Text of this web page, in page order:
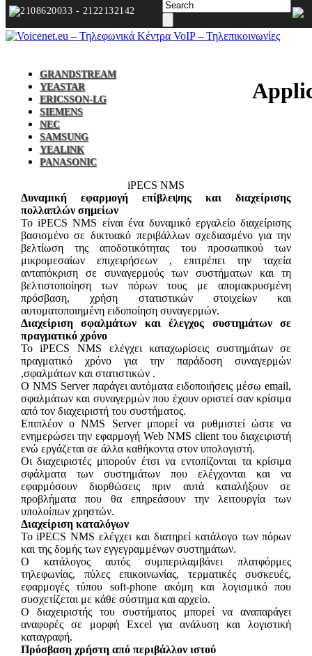
2108620033 - 2122132142
GRANDSTREAM
YEASTAR
ERICSSON-LG
SIEMENS
NEC
SAMSUNG
YEALINK
PANASONIC
iPECS NMS
Δυναμική εφαρμογή επίβλεψης και διαχείρισης
πολλαπλών σημείων
To iPECS NMS είναι ένα δυναμικό εργαλείο διαχείρισης
βασισμένο σε δικτυακό περιβάλλων σχεδιασμένο για την
βελτίωση της αποδοτικότητας του προσωπικού των
μικρομεσαίων επιχειρήσεων , επιτρέπει την ταχεία
ανταπόκριση σε συναγερμούς των συστήματων και τη
βελτιστοποίηση των πόρων τους με απομακρυσμένη
πρόσβαση, χρήση στατιστικών στοιχείων και
αυτοματοποιημένη ειδοποίηση συναγερμών.
Διαχείριση σφαλμάτων και έλεγχος συστημάτων σε
πραγματικό χρόνο
To iPECS NMS ελέγχει καταχωρίσεις συστημάτων σε
πραγματικό χρόνο για την παράδοση συναγερμών
,σφαλμάτων και στατιστικών .
Ο NMS Server παράγει αυτόματα ειδοποιήσεις μέσω email,
σφαλμάτων και συναγερμών που έχουν οριστεί σαν κρίσιμα
από τον διαχειριστή του συστήματος.
Επιπλέον ο NMS Server μπορεί να ρυθμιστεί ώστε να
ενημερώσει την εφαρμογή Web NMS client του διαχειριστή
ενώ εργάζεται σε άλλα καθήκοντα στον υπολογιστή.
Οι διαχειριστές μπορούν έτσι να εντοπίζονται τα κρίσιμα
σφάλματα των συστημάτων που ελέγχονται και να
εφαρμόσουν διορθώσεις πριν αυτά καταλήξουν σε
προβλήματα που θα επηρεάσουν την λειτουργία των
υπολοίπων χρηστών.
Διαχείριση καταλόγων
Το iPECS NMS ελέγχει και διατηρεί κατάλογο των πόρων
και της δομής των εγγεγραμμένων συστημάτων.
Ο κατάλογος αυτός συμπεριλαμβάνει πλατφόρμες
τηλεφωνίας, πύλες επικοινωνίας, τερματικές συσκευές,
εφαρμογές τύπου soft-phone ακόμη και λογισμικό που
συσχετίζεται με κάθε σύστημα και αρχείο.
Ο διαχειριστής του συστήματος μπορεί να αναπαράγει
αναφορές σε μορφή Excel για ανάλυση και λογιστική
καταγραφή.
Πρόσβαση χρήστη από περιβάλλον ιστού